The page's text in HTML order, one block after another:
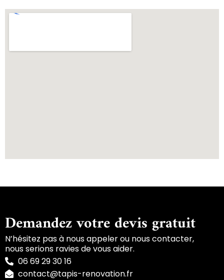
Demandez votre devis gratuit
N’hésitez pas à nous appeler ou nous contacter,
nous serions ravies de vous aider.
06 69 29 30 16
contact@tapis-renovation.fr